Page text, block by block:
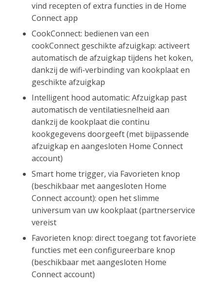
vind recepten of extra functies in de Home
Connect app
CookConnect: bedienen van een
cookConnect geschikte afzuigkap: activeert
automatisch de afzuigkap tijdens het koken,
dankzij de wifi-verbinding van kookplaat en
geschikte afzuigkap
Intelligent hood automatic: Afzuigkap past
automatisch de ventilatiesnelheid aan
dankzij de kookplaat die continu
kookgegevens doorgeeft (met bijpassende
afzuigkap en aangesloten Home Connect
account)
Smart home trigger, via Favorieten knop
(beschikbaar met aangesloten Home
Connect account): open het slimme
universum van uw kookplaat (partnerservice
vereist
Favorieten knop: direct toegang tot favoriete
functies met een configureerbare knop
(beschikbaar met aangesloten Home
Connect account)